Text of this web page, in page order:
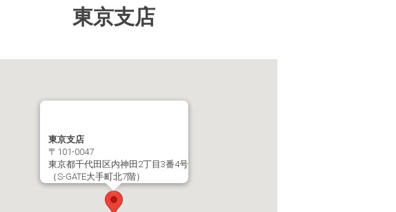
東京支店
東京支店
〒101-0047
東京都千代田区内神田2丁目3番4号
（S-GATE大手町北7階）